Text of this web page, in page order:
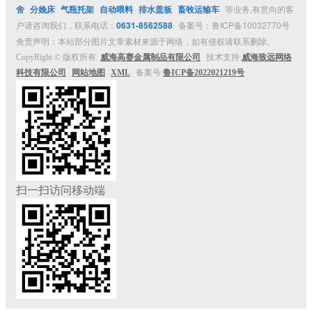
舍 分娩床 气瓶托架 自动喂料 排水盖板 畜牧运输车 等业务,有意向的客
户请咨询我们，联系电话： 0631-8562588 备案号：鲁ICP备10032770号
免责声明：本站部分图片文章素材来源于网络，如有侵权请联系删除。
CopyRight © 版权所有: 威海高赛金属制品有限公司 技术支持:威海致远网络
科技有限公司
网站地图 XML 备案号:鲁ICP备2022021219号
扫一扫访问移动端